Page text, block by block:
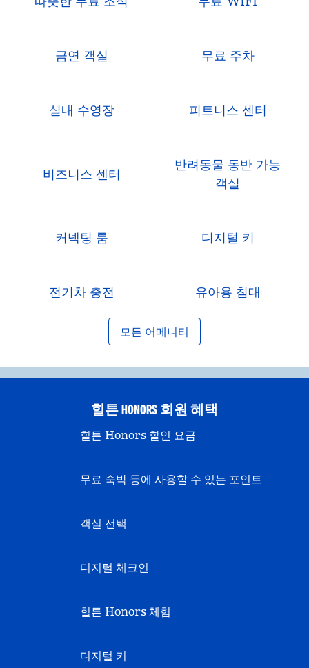
금연 객실 무료 주차
실내 수영장 피트니스 센터
비즈니스 센터
반려동물 동반 가능
객실
커넥팅 룸 디지털 키
전기차 충전 유아용 침대
모든 어메니티
힐튼 HONORS 회원 혜택
힐튼 Honors 할인 요금
무료 숙박 등에 사용할 수 있는 포인트
객실 선택
디지털 체크인
힐튼 Honors 체험
디지털 키